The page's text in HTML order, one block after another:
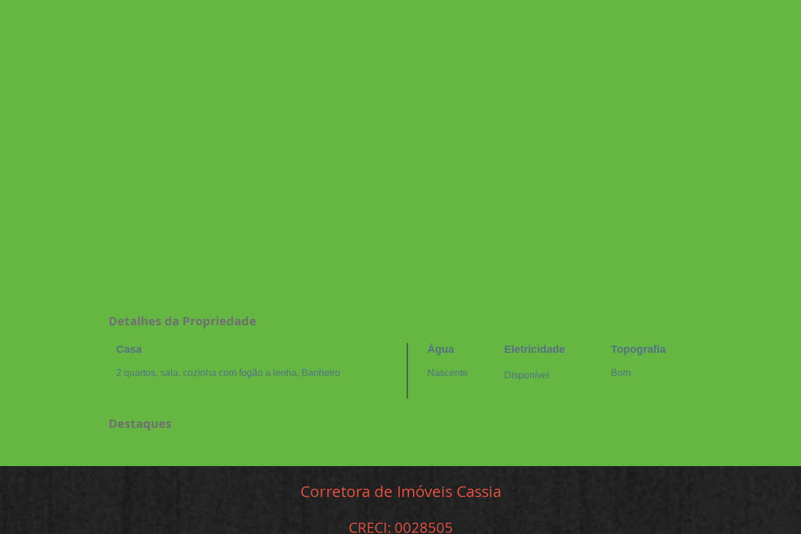
Detalhes da Propriedade
Casa Água
2 quartos, sala, cozinha com fogão a lenha, Banheiro Nascente
Eletricidade
Disponível
Topografia
Bom
Destaques
Corretora de Imóveis Cassia
CRECI: 0028505